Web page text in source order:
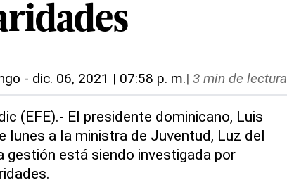
- dic. 06, 2021 | 07:58 p. m.| 3 min de lectura
(EFE).- El presidente dominicano, Luis
lunes a la ministra de Juventud, Luz del
gestión está siendo investigada por